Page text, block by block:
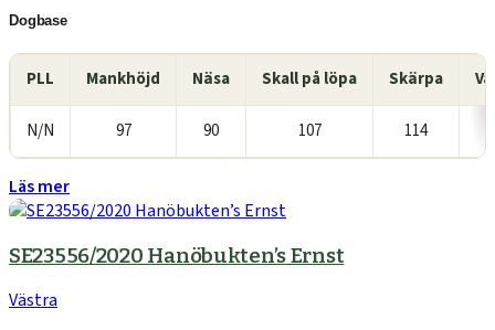
Dogbase
PLL Mankhöjd Näsa Skall på löpa Skärpa
N/N 97 90 107 114
Läs mer
SE23556/2020 Hanöbukten’s Ernst
Västra